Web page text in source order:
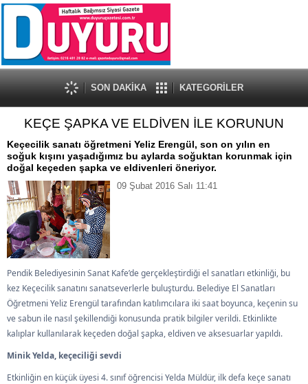
SON DAKİKA KATEGORİLER
KEÇE ŞAPKA VE ELDİVEN İLE KORUNUN
Keçecilik sanatı öğretmeni Yeliz Erengül, son on yılın en
soğuk kışını yaşadığımız bu aylarda soğuktan korunmak için
doğal keçeden şapka ve eldivenleri öneriyor.
09 Şubat 2016 Salı 11:41
Pendik Belediyesinin Sanat Kafe’de gerçekleştirdiği el sanatları etkinliği, bu
kez Keçecilik sanatını sanatseverlerle buluşturdu. Belediye El Sanatları
Öğretmeni Yeliz Erengül tarafından katılımcılara iki saat boyunca, keçenin su
ve sabun ile nasıl şekillendiği konusunda pratik bilgiler verildi. Etkinlikte
kalıplar kullanılarak keçeden doğal şapka, eldiven ve aksesuarlar yapıldı.
Minik Yelda, keçeciliği sevdi
Etkinliğin en küçük üyesi 4. sınıf öğrencisi Yelda Müldür, ilk defa keçe sanatı